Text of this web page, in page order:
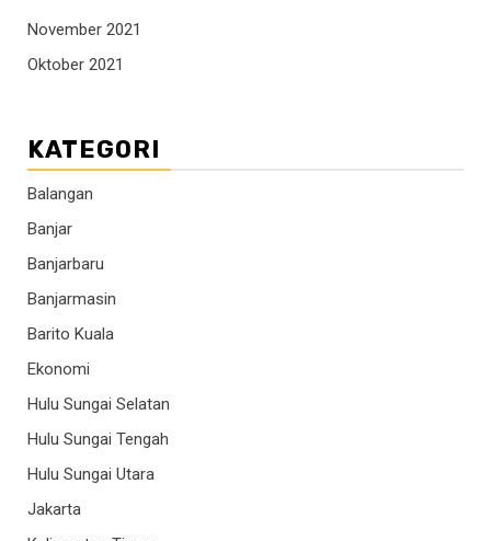
November 2021
Oktober 2021
KATEGORI
Balangan
Banjar
Banjarbaru
Banjarmasin
Barito Kuala
Ekonomi
Hulu Sungai Selatan
Hulu Sungai Tengah
Hulu Sungai Utara
Jakarta